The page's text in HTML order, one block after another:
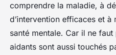
comprendre la maladie, à
d’intervention efficaces et à
santé mentale. Car il ne
aidants sont aussi touchés